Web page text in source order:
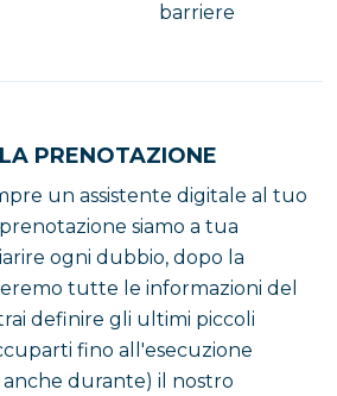
barriere
PRENOTAZIONE
un assistente digitale al tuo
siamo a tua
ogni dubbio, dopo la
tutte le informazioni del
definire gli ultimi piccoli
fino all'esecuzione
durante) il nostro